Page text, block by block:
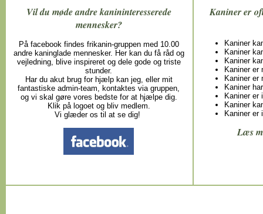
Vil du møde andre kanininteresserede
mennesker?
På facebook findes frikanin-gruppen med 10.00
andre kaninglade mennesker. Her kan du få råd og
vejledning, blive inspireret og dele gode og triste
stunder.
Har du akut brug for hjælp kan jeg, eller mit
fantastiske admin-team, kontaktes via gruppen,
og vi skal gøre vores bedste for at hjælpe dig.
Klik på logoet og bliv medlem.
Vi glæder os til at se dig!
Kaniner er
Kaniner
Kaniner
Kaniner
Kaniner er
Kaniner er
Kaniner
Kaniner er
Kaniner
Kaniner er
Læs